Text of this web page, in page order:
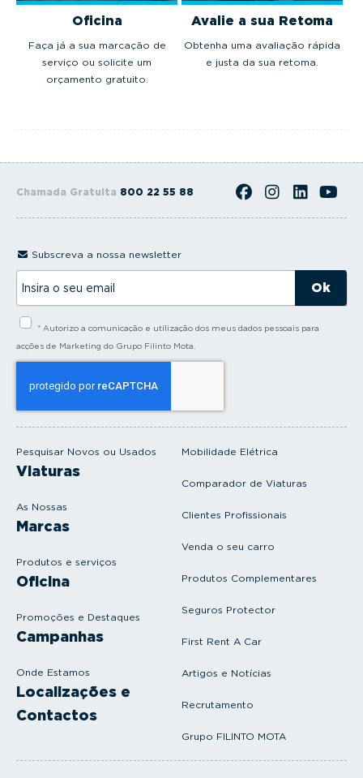
Oficina
Faça já a sua marcação de
serviço ou solicite um
orçamento gratuito.
Avalie a sua Retoma
Obtenha uma avaliação rápida
e justa da sua retoma.
Chamada Gratuita 800 22 55 88
Pesquisar Novos ou Usados
Viaturas
As Nossas
Marcas
Produtos e serviços
Oficina
Promoções e Destaques
Campanhas
Onde Estamos
Localizações e
Contactos
Mobilidade Elétrica
Comparador de Viaturas
Clientes Profissionais
Venda o seu carro
Produtos Complementares
Seguros Protector
First Rent A Car
Artigos e Notícias
Recrutamento
Grupo FILINTO MOTA
Subscreva a nossa newsletter
s
l
* Autorizo a comunicação e utilização dos meus dados pessoais para
acções de Marketing do Grupo Filinto Mota.